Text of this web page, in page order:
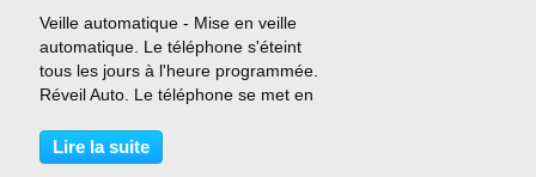
Veille automatique - Mise en veille
automatique. Le téléphone s'éteint
tous les jours à l'heure programmée.
Réveil Auto. Le téléphone se met en
spécifiée. BTS - Base Transceiver
Station (station de base radio)
Lire la suite